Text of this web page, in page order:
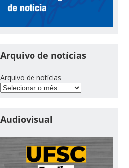
Arquivo de notícias
Arquivo de notícias
Audiovisual